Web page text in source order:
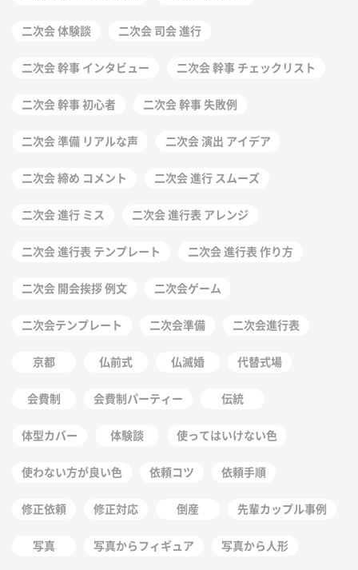
二次会 体験談 二次会 司会 進行
二次会 幹事 インタビュー 二次会 幹事 チェックリスト
二次会 幹事 初心者 二次会 幹事 失敗例
二次会 準備 リアルな声 二次会 演出 アイデア
二次会 締め コメント 二次会 進行 スムーズ
二次会 進行 ミス 二次会 進行表 アレンジ
二次会 進行表 テンプレート 二次会 進行表 作り方
二次会 開会挨拶 例文 二次会ゲーム
二次会テンプレート 二次会準備 二次会進行表
京都 仏前式 仏滅婚 代替式場
会費制 会費制パーティー 伝統
体型カバー 体験談 使ってはいけない色
使わない方が良い色 依頼コツ 依頼手順
修正依頼 修正対応 倒産 先輩カップル事例
写真 写真からフィギュア 写真から人形